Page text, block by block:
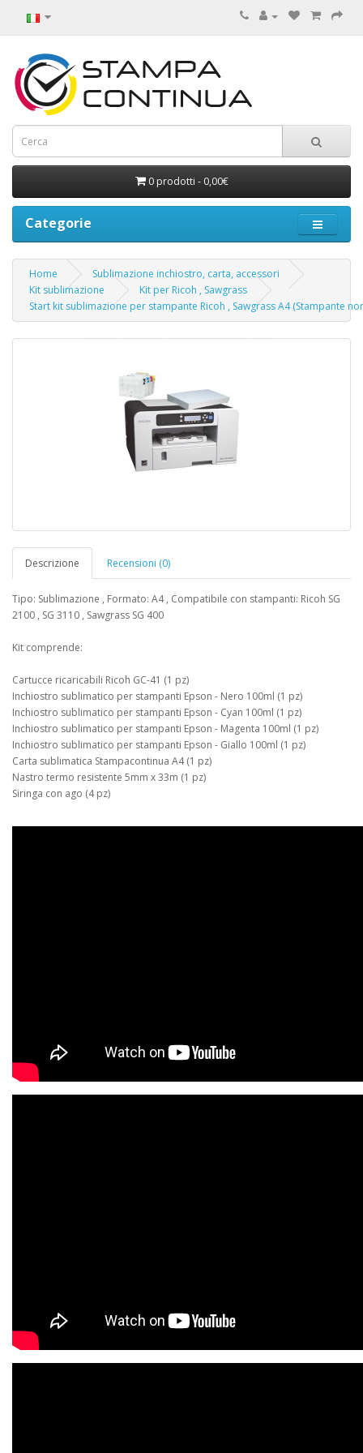
0 prodotti - 0,00€
Categorie
Home
Sublimazione inchiostro, carta, accessori
Kit sublimazione
Kit per Ricoh , Sawgrass
Start kit sublimazione per stampante Ricoh , Sawgrass A4 (Stampante
Descrizione Recensioni (0)
Tipo: Sublimazione , Formato: A4 , Compatibile con stampanti: Ricoh SG
2100 , SG 3110 , Sawgrass SG 400
Kit comprende:
Cartucce ricaricabili Ricoh GC-41 (1 pz)
Inchiostro sublimatico per stampanti Epson - Nero 100ml (1 pz)
Inchiostro sublimatico per stampanti Epson - Cyan 100ml (1 pz)
Inchiostro sublimatico per stampanti Epson - Magenta 100ml (1 pz)
Inchiostro sublimatico per stampanti Epson - Giallo 100ml (1 pz)
Carta sublimatica Stampacontinua A4 (1 pz)
Nastro termo resistente 5mm x 33m (1 pz)
Siringa con ago (4 pz)